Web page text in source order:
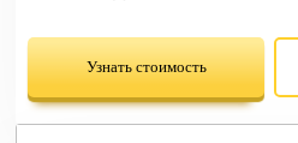
Узнать стоимость